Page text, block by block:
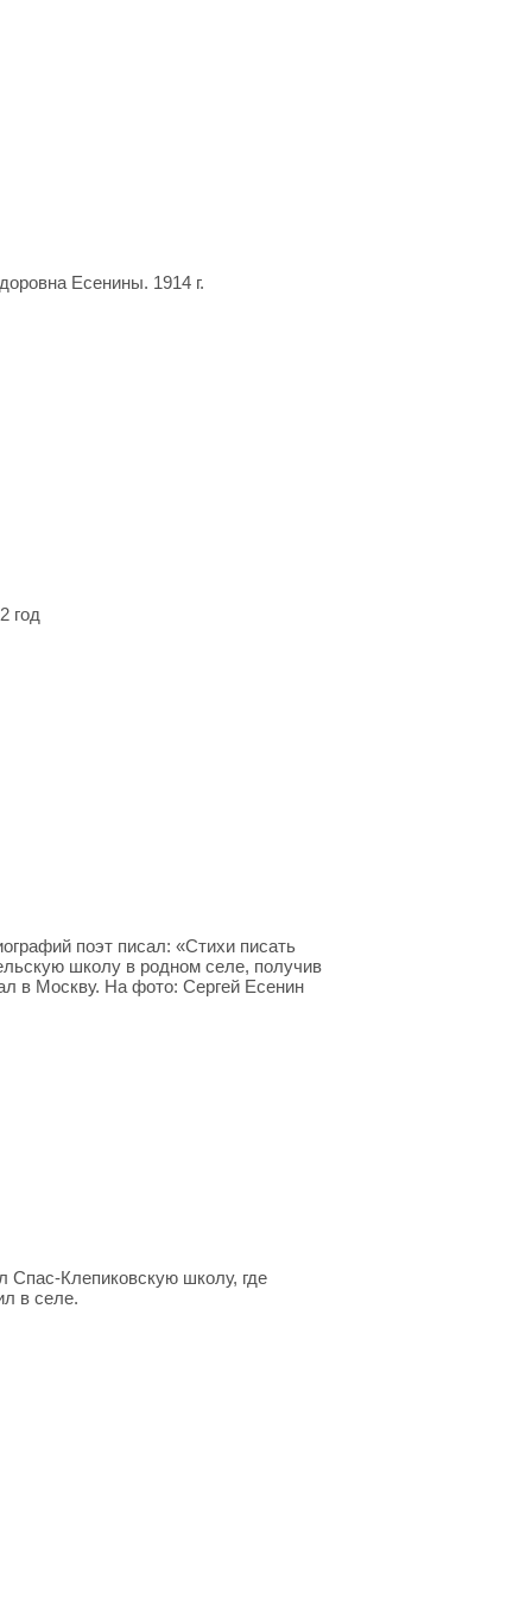
Есенины. 1914 г.
год
поэт писал: «Стихи писать
школу в родном селе, получив
в Москву. На фото: Сергей Есенин
Спас-Клепиковскую школу, где
в селе.